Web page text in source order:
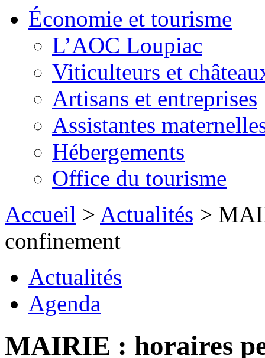
Économie et tourisme
L’AOC Loupiac
Viticulteurs et
Artisans et entreprises
Assistantes
Hébergements
Office du tourisme
Accueil > Actualités >
confinement
Actualités
Agenda
MAIRIE : horaires